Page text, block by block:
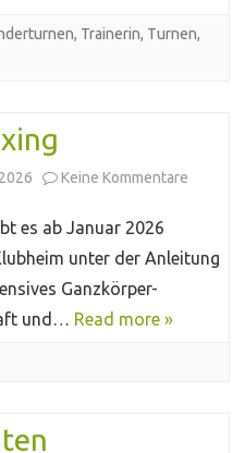
der
, Trainerin, Turnen,
Keine Kommentare
Kurs:
es ab Januar 2026
unter der Anleitung
Ganzkörper-
und… Read more »